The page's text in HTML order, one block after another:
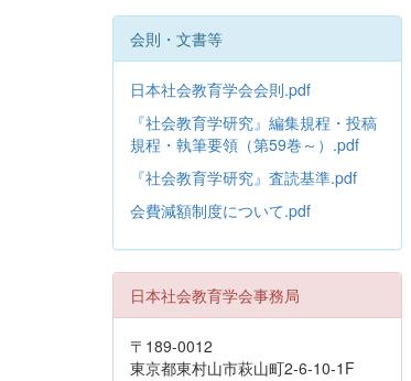
会則・文書等
日本社会教育学会会則.pdf
『社会教育学研究』編集規程・投稿
規程・執筆要領（第59巻～）.pdf
『社会教育学研究』査読基準.pdf
会費減額制度について.pdf
日本社会教育学会事務局
〒189-0012
東京都東村山市萩山町2-6-10-1F